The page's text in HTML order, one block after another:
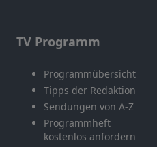
TV Programm
Programmübersicht
Tipps der Redaktion
Sendungen von A-Z
Programmheft
kostenlos anfordern